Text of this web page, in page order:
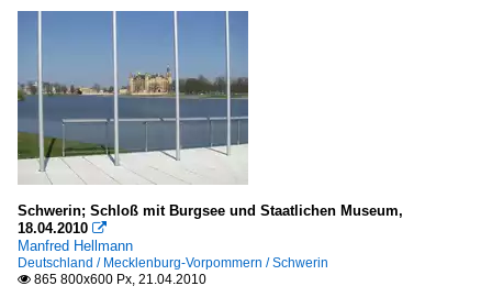
Schwerin; Schloß mit Burgsee und Staatlichen Museum,
18.04.2010 
Manfred Hellmann
Deutschland / Mecklenburg-Vorpommern / Schwerin
 865 800x600 Px, 21.04.2010